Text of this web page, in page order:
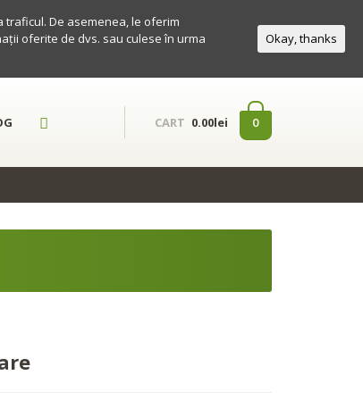
CART 0.00lei 0
De asemenea, le oferim
oferite de dvs. sau culese în urma
Okay, thanks